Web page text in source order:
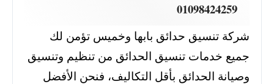
01098424259
شركة تنسيق حدائق بابها وخميس تؤمن لك
جميع خدمات تنسيق الحدائق من تنظيم وتنسيق
وصيانة الحدائق بأقل التكاليف، فنحن الأفضل